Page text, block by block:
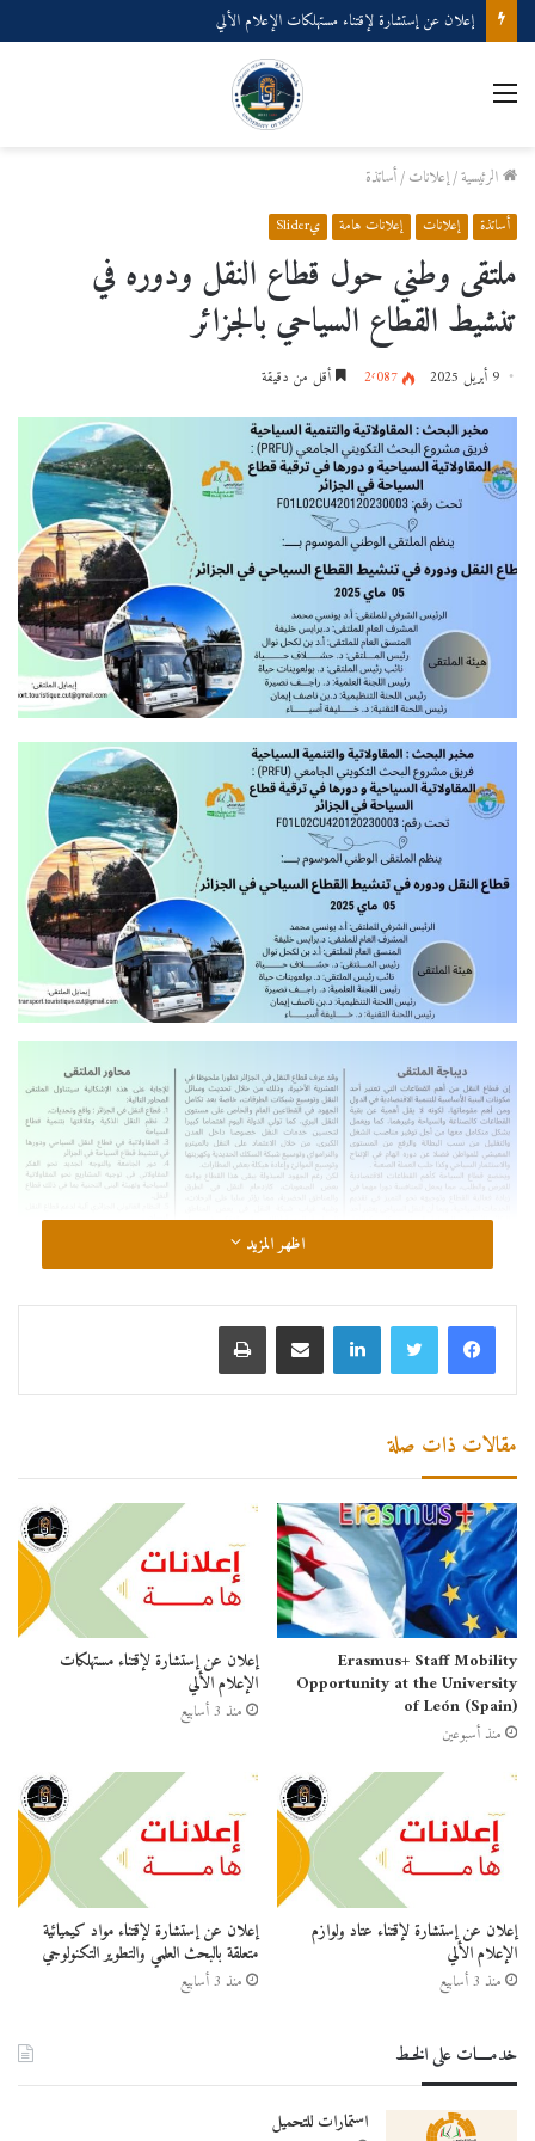
إعلان عن إستشارة لإقتناء مستهلكات الإعلام الألي
القائمة
الرئيسية/إعلانات/أساتذة
أساتذة إعلانات إعلانات هامة يSlider
ملتقى وطني حول قطاع النقل ودوره في
تنشيط القطاع السياحي بالجزائر
9 أبريل 2025 2٬087 أقل من دقيقة
اظهر المزيد
لينكدإن مشاركة عبر البريد طباعة
مقالات ذات صلة
Erasmus+ Staff Mobility
Opportunity at the University
of León (Spain)
منذ أسبوعين
إعلان عن إستشارة لإقتناء مستهلكات
الإعلام الألي
منذ 3 أسابيع
إعلان عن إستشارة لإقتناء عتاد ولوازم
الإعلام الألي
منذ 3 أسابيع
إعلان عن إستشارة لإقتناء مواد كيميائية
متعلقة بالبحث العلمي والتطوير التكنولوجي
منذ 3 أسابيع
خدمــــات على الخـط
استمارات للتحميل